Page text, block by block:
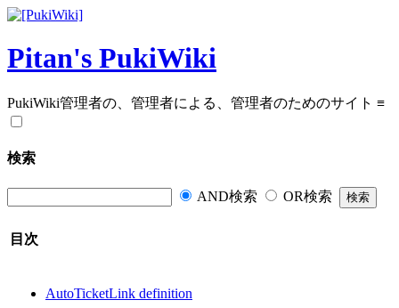
Pitan's PukiWiki
PukiWiki管理者の、管理者による、管理者のためのサイト ≡
検索
AND検索 OR検索
目次
AutoTicketLink definition